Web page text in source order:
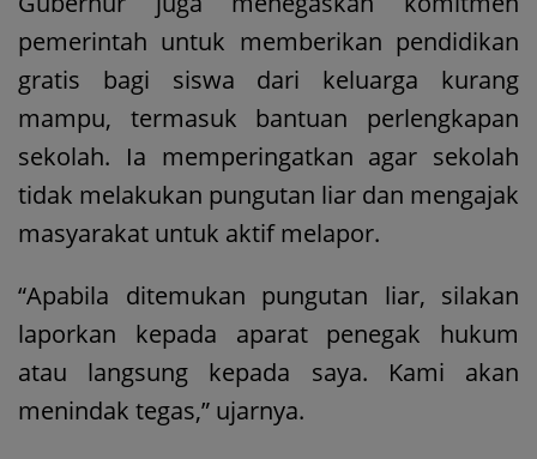
pemerintah untuk memberikan pendidikan
gratis bagi siswa dari keluarga kurang
mampu, termasuk bantuan perlengkapan
sekolah. Ia memperingatkan agar sekolah
tidak melakukan pungutan liar dan mengajak
masyarakat untuk aktif melapor.
“Apabila ditemukan pungutan liar, silakan
laporkan kepada aparat penegak hukum
atau langsung kepada saya. Kami akan
menindak tegas,” ujarnya.